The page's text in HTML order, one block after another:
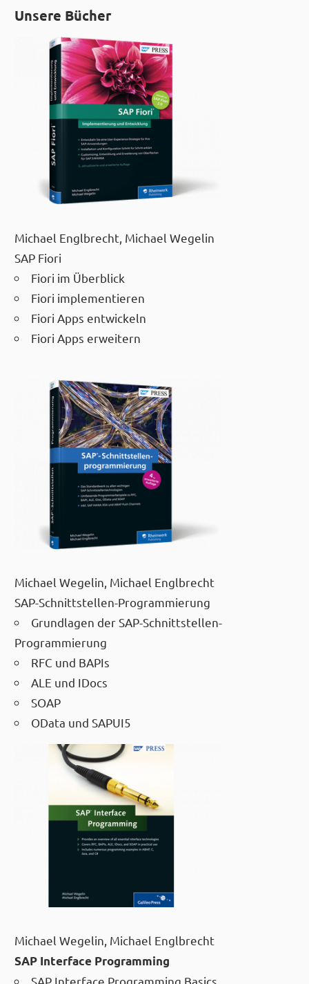
Unsere Bücher
Michael Englbrecht, Michael Wegelin
SAP Fiori
Fiori im Überblick
Fiori implementieren
Fiori Apps entwickeln
Fiori Apps erweitern
Michael Wegelin, Michael Englbrecht
SAP-Schnittstellen-Programmierung
Grundlagen der SAP-Schnittstellen-
Programmierung
RFC und BAPIs
ALE und IDocs
SOAP
OData und SAPUI5
Michael Wegelin, Michael Englbrecht
SAP Interface Programming
SAP Interface Programming Basics